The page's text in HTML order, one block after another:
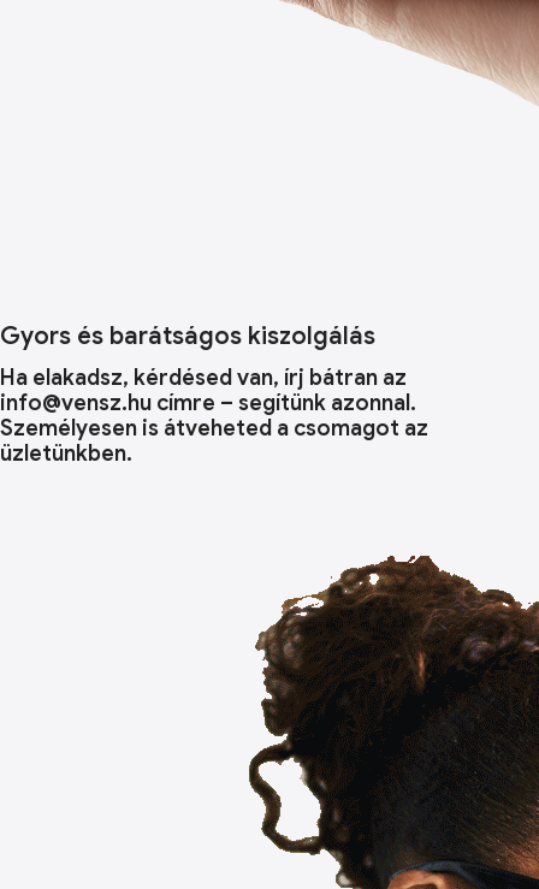
Gyors és barátságos kiszolgálás
Ha elakadsz, kérdésed van, írj bátran az
info@vensz.hu címre – segítünk azonnal.
Személyesen is átveheted a csomagot az
üzletünkben.